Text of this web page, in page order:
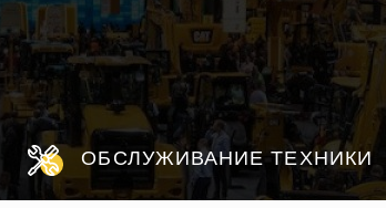
ОБСЛУЖИВАНИЕ ТЕХНИКИ